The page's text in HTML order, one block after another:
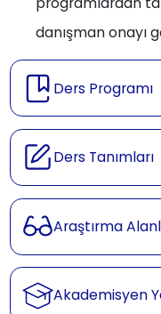
danışman onayı
Ders Programı
Ders Tanımları
Araştırma
Akademisyen